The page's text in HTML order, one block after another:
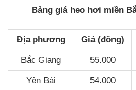
Bảng giá heo hơi miền
Địa phương Giá (đồng)
Bắc Giang 55.000
Yên Bái 54.000